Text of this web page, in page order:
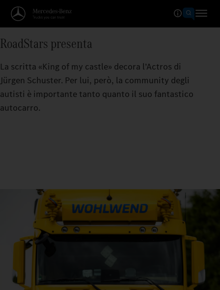
RoadStars presenta
La scritta «King of my castle» decora l’Actros di
Jürgen Schuster. Per lui, però, la community degli
autisti è importante tanto quanto il suo fantastico
autocarro.